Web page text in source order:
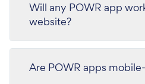
Will any POWR app
website?
Are POWR apps